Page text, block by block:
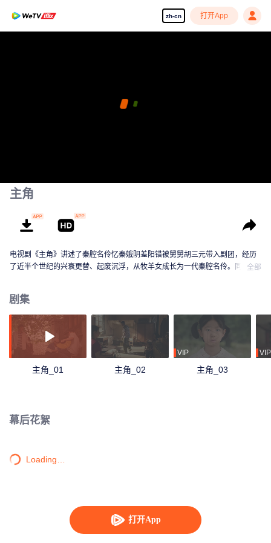
zh-cn 打开App
打开App
主角
电视剧《主角》讲述了秦腔名伶忆秦娥阴差阳错被舅舅胡三元带入剧团，经历
了近半个世纪的兴衰更替、起废沉浮，从牧羊女成长为一代秦腔名伶。同时该
全部
剧集
主角_01 主角_02
VIP
主角_03
VIP
幕后花絮
Loading…